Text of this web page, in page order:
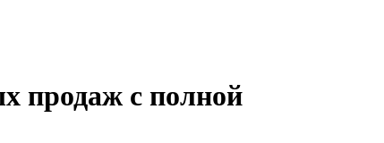
продаж с полной